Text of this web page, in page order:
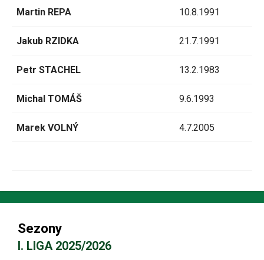
Martin REPA 10.8.1991
Jakub RZIDKA 21.7.1991
Petr STACHEL 13.2.1983
Michal TOMÁŠ 9.6.1993
Marek VOLNÝ 4.7.2005
Sezony
I. LIGA 2025/2026